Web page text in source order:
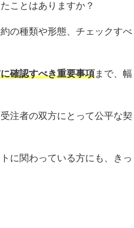
ことはありますか？
の種類や形態、チェックすべ
確認すべき重要事項まで、幅
注者の双方にとって公平な契
に関わっている方にも、きっ